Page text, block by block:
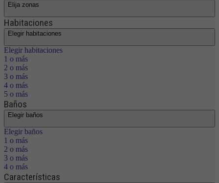
Elija zonas
Habitaciones
Elegir habitaciones
Elegir habitaciones
1 o más
2 o más
3 o más
4 o más
5 o más
Baños
Elegir baños
Elegir baños
1 o más
2 o más
3 o más
4 o más
Características